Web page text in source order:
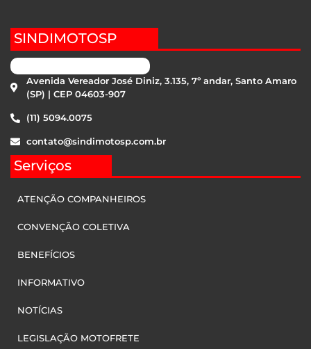
SINDIMOTOSP
Avenida Vereador José Diniz, 3.135, 7º andar, Santo Amaro
(SP) | CEP 04603-907
(11) 5094.0075
contato@sindimotosp.com.br
Serviços
ATENÇÃO COMPANHEIROS
CONVENÇÃO COLETIVA
BENEFÍCIOS
INFORMATIVO
NOTÍCIAS
LEGISLAÇÃO MOTOFRETE